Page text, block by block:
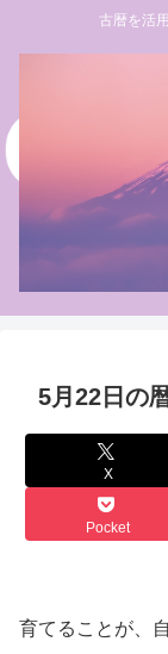
古暦を活
5月22日の
X
Pocket
育てることが、